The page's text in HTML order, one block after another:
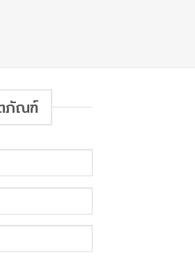
ภัณฑ์